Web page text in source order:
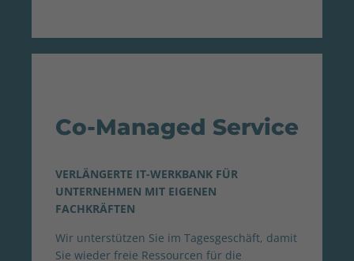
Co-Managed Service
VERLÄNGERTE IT-WERKBANK FÜR
UNTERNEHMEN MIT EIGENEN
FACHKRÄFTEN
Wir unterstützen Sie im Tagesgeschäft, damit
Sie wieder freie Ressourcen für die